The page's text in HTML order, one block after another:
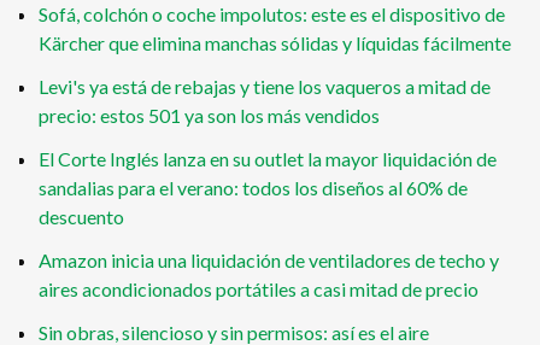
Sofá, colchón o coche impolutos: este es el dispositivo de
Kärcher que elimina manchas sólidas y líquidas fácilmente
Levi's ya está de rebajas y tiene los vaqueros a mitad de
precio: estos 501 ya son los más vendidos
El Corte Inglés lanza en su outlet la mayor liquidación de
sandalias para el verano: todos los diseños al 60% de
descuento
Amazon inicia una liquidación de ventiladores de techo y
aires acondicionados portátiles a casi mitad de precio
Sin obras, silencioso y sin permisos: así es el aire